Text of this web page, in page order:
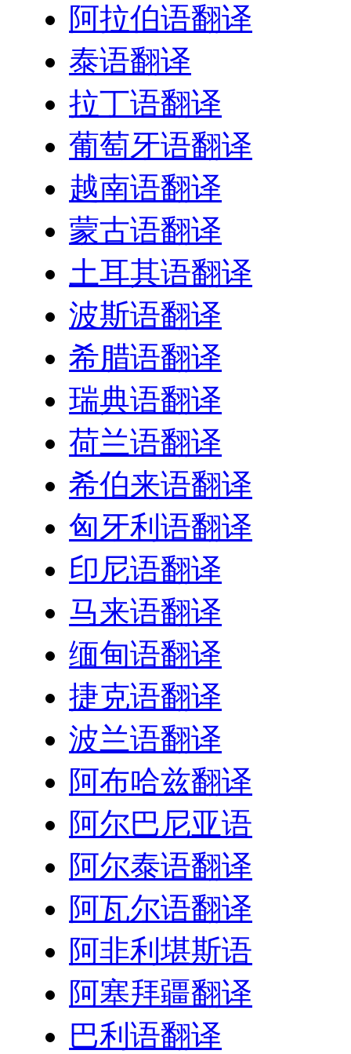
阿拉伯语翻译
泰语翻译
拉丁语翻译
葡萄牙语翻译
越南语翻译
蒙古语翻译
土耳其语翻译
波斯语翻译
希腊语翻译
瑞典语翻译
荷兰语翻译
希伯来语翻译
匈牙利语翻译
印尼语翻译
马来语翻译
缅甸语翻译
捷克语翻译
波兰语翻译
阿布哈兹翻译
阿尔巴尼亚语
阿尔泰语翻译
阿瓦尔语翻译
阿非利堪斯语
阿塞拜疆翻译
巴利语翻译